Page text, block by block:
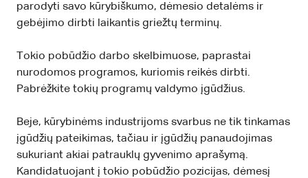
parodyti savo kūrybiškumo, dėmesio detalėms ir
gebėjimo dirbti laikantis griežtų terminų.
Tokio pobūdžio darbo skelbimuose, paprastai
nurodomos programos, kuriomis reikės dirbti.
Pabrėžkite tokių programų valdymo įgūdžius.
Beje, kūrybinėms industrijoms svarbus ne tik tinkamas
įgūdžių pateikimas, tačiau ir įgūdžių panaudojimas
sukuriant akiai patrauklų gyvenimo aprašymą.
Kandidatuojant į tokio pobūdžio pozicijas, dėmesį